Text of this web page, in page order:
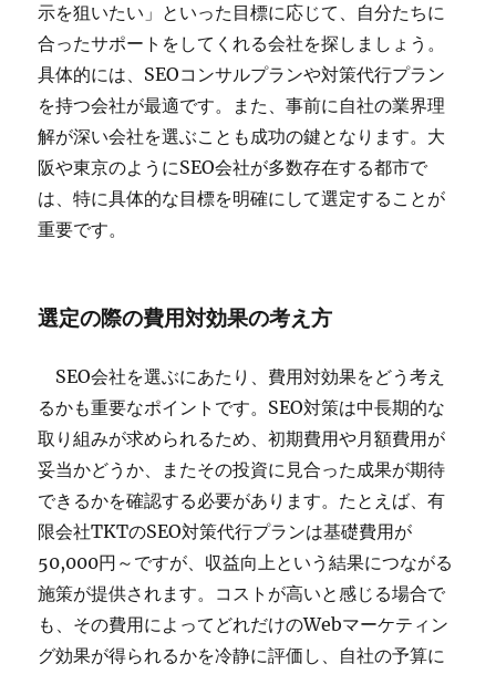
示を狙いたい」といった目標に応じて、自分たちに
合ったサポートをしてくれる会社を探しましょう。
具体的には、SEOコンサルプランや対策代行プラン
を持つ会社が最適です。また、事前に自社の業界理
解が深い会社を選ぶことも成功の鍵となります。大
阪や東京のようにSEO会社が多数存在する都市で
は、特に具体的な目標を明確にして選定することが
重要です。
選定の際の費用対効果の考え方
SEO会社を選ぶにあたり、費用対効果をどう考え
るかも重要なポイントです。SEO対策は中長期的な
取り組みが求められるため、初期費用や月額費用が
妥当かどうか、またその投資に見合った成果が期待
できるかを確認する必要があります。たとえば、有
限会社TKTのSEO対策代行プランは基礎費用が
50,000円～ですが、収益向上という結果につながる
施策が提供されます。コストが高いと感じる場合で
も、その費用によってどれだけのWebマーケティン
グ効果が得られるかを冷静に評価し、自社の予算に